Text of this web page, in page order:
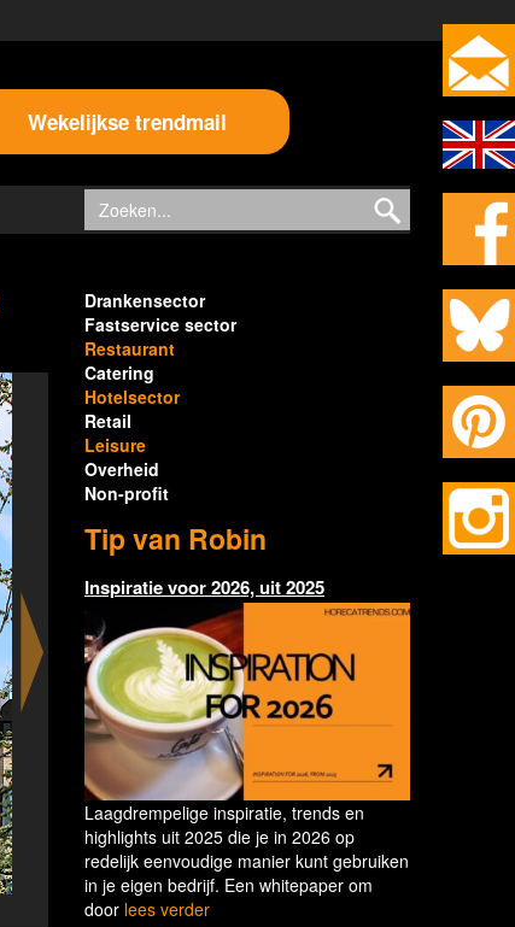
Wekelijkse trendmail
Drankensector
Fastservice sector
Restaurant
Catering
Hotelsector
Retail
Leisure
Overheid
Non-profit
Tip van Robin
Inspiratie voor 2026, uit 2025
Laagdrempelige inspiratie, trends en
highlights uit 2025 die je in 2026 op
redelijk eenvoudige manier kunt gebruiken
in je eigen bedrijf. Een whitepaper om
door lees verder